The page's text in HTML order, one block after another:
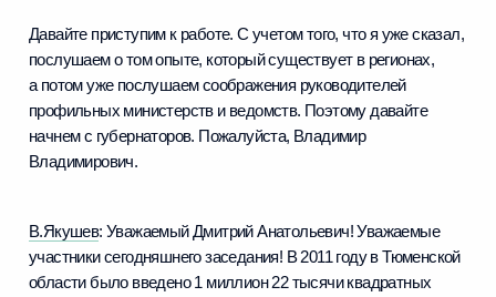
Давайте приступим к работе. С учетом того, что я уже сказал,
послушаем о том опыте, который существует в регионах,
а потом уже послушаем соображения руководителей
профильных министерств и ведомств. Поэтому давайте
начнем с губернаторов. Пожалуйста, Владимир
Владимирович.
В.Якушев: Уважаемый Дмитрий Анатольевич! Уважаемые
участники сегодняшнего заседания! В 2011 году в Тюменской
области было введено 1 миллион 22 тысячи квадратных